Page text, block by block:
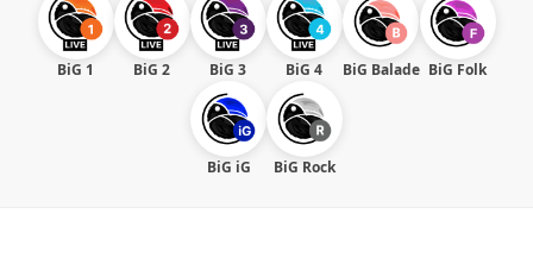
BiG 1 BiG 2 BiG 3 BiG 4 BiG Balade BiG Folk
BiG iG BiG Rock